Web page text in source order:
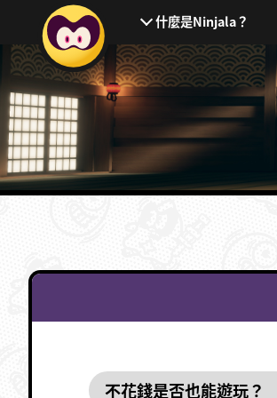
什麼是Ninjala？
不花錢是否也能遊玩？